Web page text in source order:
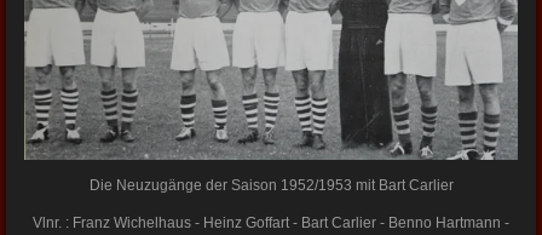
Die Neuzugänge der Saison 1952/1953 mit Bart Carlier
Vlnr. : Franz Wichelhaus - Heinz Goffart - Bart Carlier - Benno Hartmann -